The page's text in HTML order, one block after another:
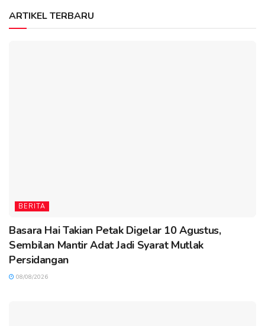
ARTIKEL TERBARU
BERITA
Basara Hai Takian Petak Digelar 10 Agustus,
Sembilan Mantir Adat Jadi Syarat Mutlak
Persidangan
08/08/2026